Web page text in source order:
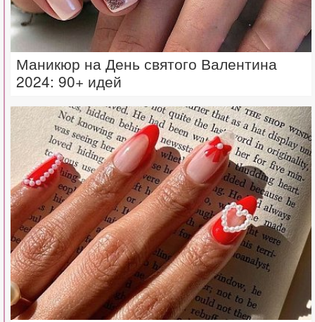
Маникюр на День святого Валентина
2024: 90+ идей